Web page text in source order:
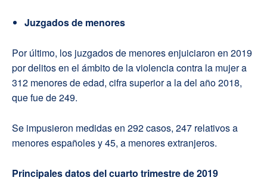
Juzgados de menores
Por último, los juzgados de menores enjuiciaron en 2019
por delitos en el ámbito de la violencia contra la mujer a
312 menores de edad, cifra superior a la del año 2018,
que fue de 249.
Se impusieron medidas en 292 casos, 247 relativos a
menores españoles y 45, a menores extranjeros.
Principales datos del cuarto trimestre de 2019